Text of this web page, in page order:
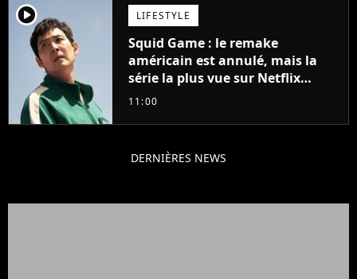
player2 LIFESTYLE
Squid Game : le remake
américain est annulé, mais la
série la plus vue sur Netflix
pourrait avoir une version
11:00
DERNIÈRES NEWS